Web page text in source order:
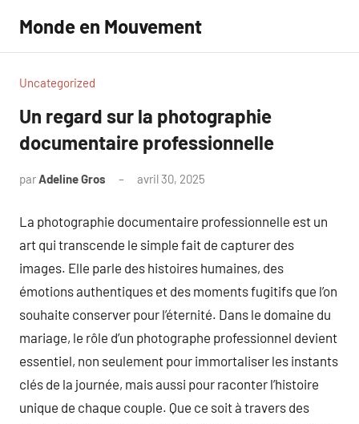
contenu
Monde en Mouvement
Uncategorized
Un regard sur la photographie
documentaire professionnelle
parAdeline Gros avril 30, 2025
La photographie documentaire professionnelle est un
art qui transcende le simple fait de capturer des
images. Elle parle des histoires humaines, des
émotions authentiques et des moments fugitifs que l’on
souhaite conserver pour l’éternité. Dans le domaine du
mariage, le rôle d’un photographe professionnel devient
essentiel, non seulement pour immortaliser les instants
clés de la journée, mais aussi pour raconter l’histoire
unique de chaque couple. Que ce soit à travers des